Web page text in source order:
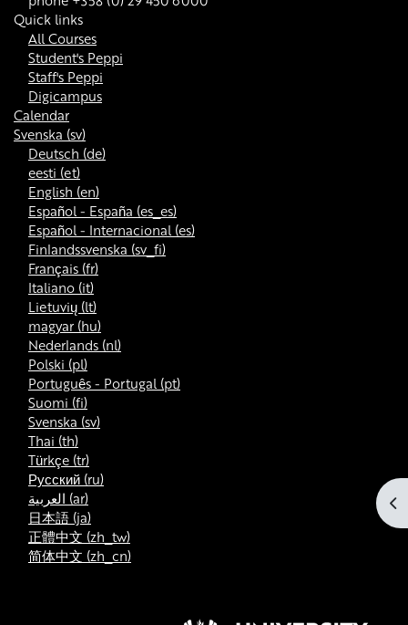
Quick links
All Courses
Student's Peppi
Staff's Peppi
Digicampus
Calendar
Svenska ‎(sv)‎
Deutsch ‎(de)‎
eesti ‎(et)‎
English ‎(en)‎
Español - España ‎(es_es)‎
Español - Internacional ‎(es)‎
Finlandssvenska ‎(sv_fi)‎
Français ‎(fr)‎
Italiano ‎(it)‎
Lietuvių ‎(lt)‎
magyar ‎(hu)‎
Nederlands ‎(nl)‎
Polski ‎(pl)‎
Português - Portugal ‎(pt)‎
Suomi ‎(fi)‎
Svenska ‎(sv)‎
Thai ‎(th)‎
Türkçe ‎(tr)‎
Русский ‎(ru)‎
العربية ‎(ar)‎
日本語 ‎(ja)‎
正體中文 ‎(zh_tw)‎
简体中文 ‎(zh_cn)‎